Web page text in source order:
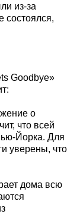
из-за
состоялся,
Goodbye»
о
что всей
Йорка. Для
уверены, что
дома всю